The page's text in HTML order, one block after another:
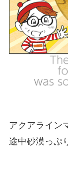
アクアライン
途中砂漠っぷ